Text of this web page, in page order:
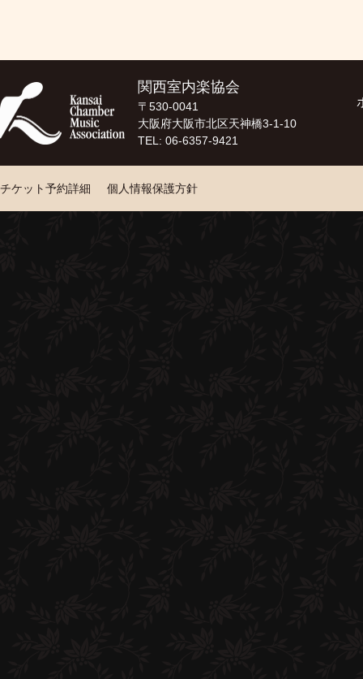
関西室内楽協会
〒530-0041
大阪府大阪市北区天神橋3-1-10
TEL: 06-6357-9421
チケット予約詳細 個人情報保護方針